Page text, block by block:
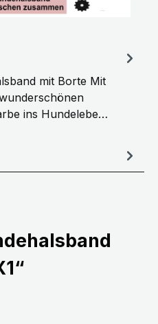
mit Borte Mit
ins Hundelebe…